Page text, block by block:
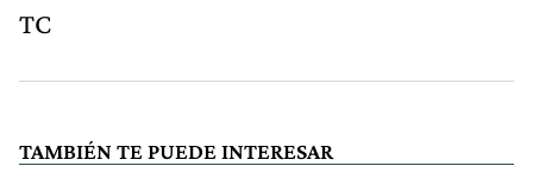
TC
TAMBIÉN TE PUEDE INTERESAR